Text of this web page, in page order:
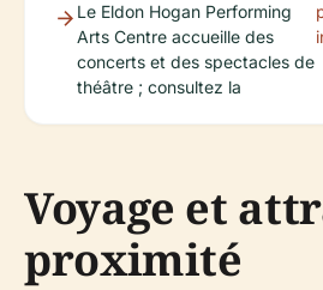
Le Eldon Hogan Performing
Arts Centre accueille des
concerts et des spectacles de
théâtre ; consultez la
Voyage et
proximité